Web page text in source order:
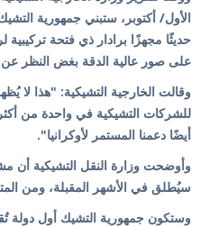
الأول/ أكتوبر، ستبني جمهورية
حديثًا مجهزًا برادار ذي فتحة
على صور عالية الدقة بغض النظر عن
وقالت الخارجية التشيكية: "هذا لا
للشركات التشيكية في واحدة من
أيضًا دعمنا المستمر لأوكرانيا".
وأوضحت وزارة النقل التشيكية أن
سيُطلق في الأشهر المقبلة، ومن
وستكون جمهورية التشيك أول دولة